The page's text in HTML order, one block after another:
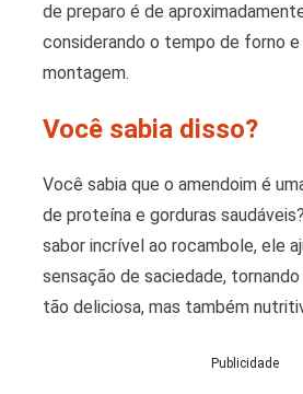
de preparo é de
considerando o tempo de forno
montagem.
Você sabia disso?
Você sabia que o amendoim é
de proteína e gorduras
sabor incrível ao rocambole, ele
sensação de saciedade,
tão deliciosa, mas também
Publicidade